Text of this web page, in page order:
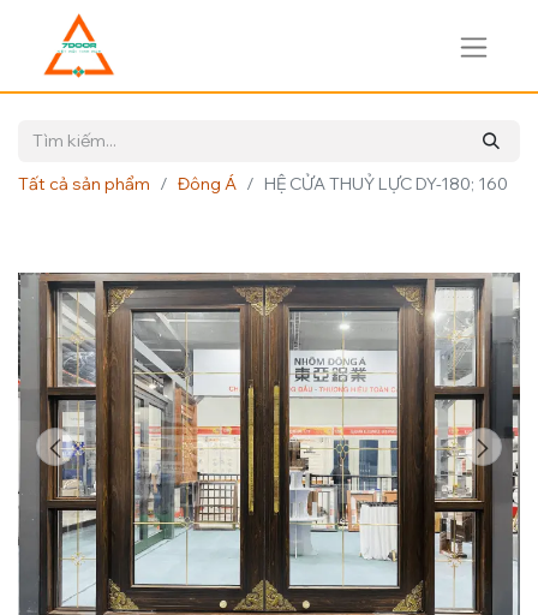
Tất cả sản phẩm Đông Á HỆ CỬA THUỶ LỰC DY-180; 160